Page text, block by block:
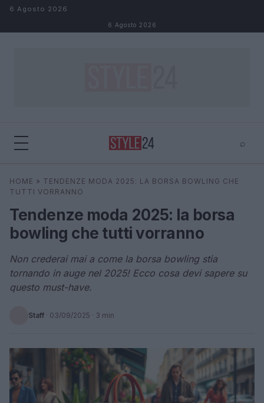
Salta al contenuto
6 Agosto 2026
6 Agosto 2026
⌕
Cerca ⌕
HOME » TENDENZE MODA 2025: LA BORSA BOWLING CHE
TUTTI VORRANNO
Tendenze moda 2025: la borsa
bowling che tutti vorranno
Non crederai mai a come la borsa bowling stia
tornando in auge nel 2025! Ecco cosa devi sapere su
questo must-have.
Staff · 03/09/2025 · 3 min